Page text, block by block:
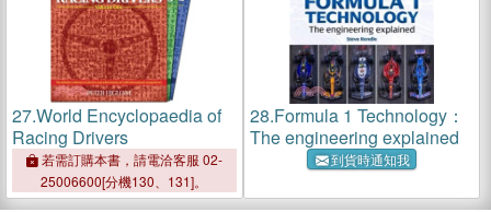
27.World Encyclopaedia of
Racing Drivers
若需訂購本書，請電洽客服 02-
25006600[分機130、131]。
28.Formula 1 Technology：
The engineering explained
到貨時通知我